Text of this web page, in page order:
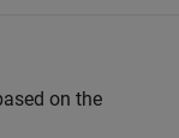
on the